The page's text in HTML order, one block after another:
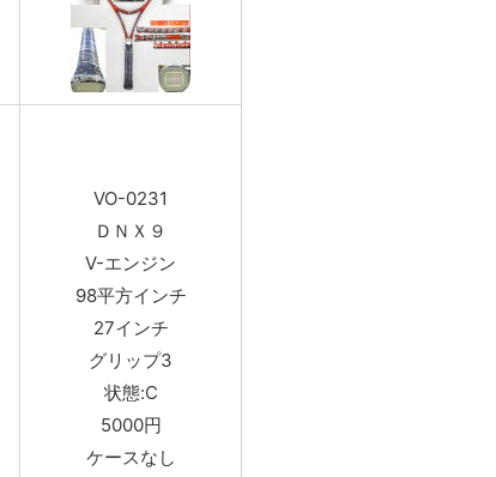
VO-0231
ＤＮＸ９
V-エンジン
98平方インチ
27インチ
グリップ3
状態:C
5000円
ケースなし